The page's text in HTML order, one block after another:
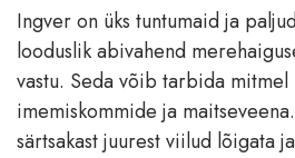
Ingver on üks tuntumaid ja
looduslik abivahend
vastu. Seda võib tarbida
imemiskommide ja
särtsakast juurest viilud lõigata